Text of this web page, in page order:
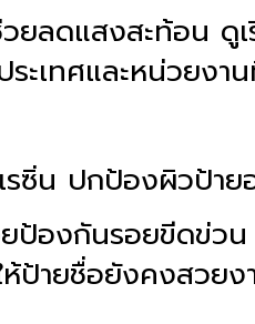
ยลดแสงสะท้อน ดู
ะเทศและหน่วยงา
ซิ่น ปกป้องผิวป้าย
ยป้องกันรอยขีดข่ว
ป้ายชื่อยังคงสวย